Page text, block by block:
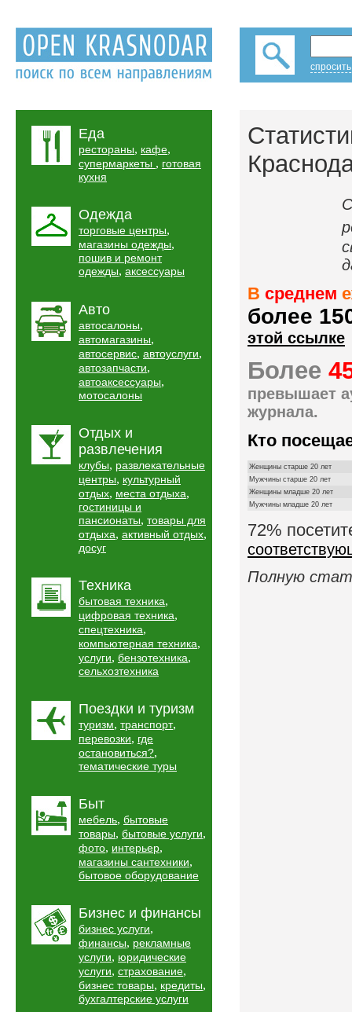
Еда
рестораны, кафе,
супермаркеты , готовая
кухня
Одежда
торговые центры,
магазины одежды,
пошив и ремонт
одежды, аксессуары
Авто
автосалоны,
автомагазины,
автосервис, автоуслуги,
автозапчасти,
автоаксессуары,
мотосалоны
Отдых и
развлечения
клубы, развлекательные
центры, культурный
отдых, места отдыха,
гостиницы и
пансионаты, товары для
отдыха, активный отдых,
досуг
Техника
бытовая техника,
цифровая техника,
спецтехника,
компьютерная техника,
услуги, бензотехника,
сельхозтехника
Поездки и туризм
туризм, транспорт,
перевозки, где
остановиться?,
тематические туры
Быт
мебель, бытовые
товары, бытовые услуги,
фото, интерьер,
магазины сантехники,
бытовое оборудование
Бизнес и финансы
бизнес услуги,
финансы, рекламные
услуги, юридические
услуги, страхование,
бизнес товары, кредиты,
бухгалтерские услуги
В среднем
более
этой ссылке
Более
превышает
журнала.
Кто
Женщины старше 20 лет
Мужчины старше 20 лет
Женщины младше 20 лет
Мужчины младше 20 лет
72%
Полную